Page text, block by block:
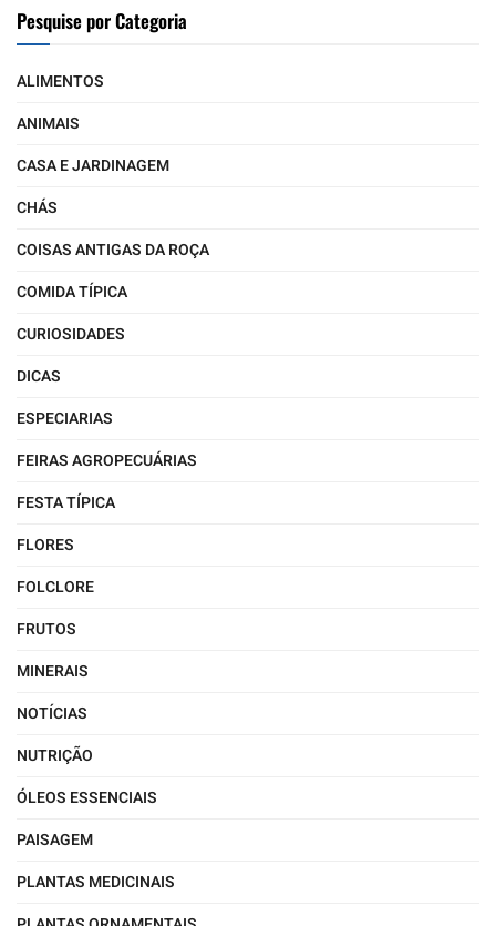
Pesquise por Categoria
ALIMENTOS
ANIMAIS
CASA E JARDINAGEM
CHÁS
COISAS ANTIGAS DA ROÇA
COMIDA TÍPICA
CURIOSIDADES
DICAS
ESPECIARIAS
FEIRAS AGROPECUÁRIAS
FESTA TÍPICA
FLORES
FOLCLORE
FRUTOS
MINERAIS
NOTÍCIAS
NUTRIÇÃO
ÓLEOS ESSENCIAIS
PAISAGEM
PLANTAS MEDICINAIS